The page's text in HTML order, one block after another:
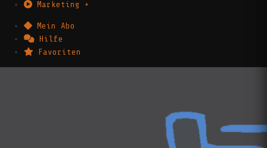
Marketing +
Mein Abo
Hilfe
Favoriten